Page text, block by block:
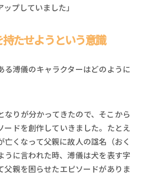
プしていました」
持たせようという意識
溥儀のキャラクターはどのように
なりが分かってきたので、そこから
ードを創作していきました。たとえ
亡くなって父親に故人の諡名（おく
うに言われた時、溥儀は犬を表す字
父親を困らせたエピソードがありま